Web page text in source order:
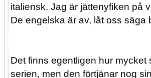
italiensk. Jag är jättenyfiken på
De engelska är av, låt oss säga
Det finns egentligen hur
serien, men den förtjänar nog